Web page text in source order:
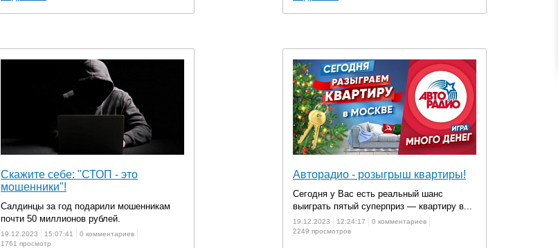
Скажите себе: "СТОП - это
мошенники"!
Салдинцы за год подарили мошенникам
почти 50 миллионов рублей.
19.12.2023 15:07:41
0 комментариев
1761 просмотр
Авторадио - розыгрыш квартиры!
Сегодня у Вас есть реальный шанс
выиграть пятый суперприз — квартиру в...
19.12.2023 12:24:17
0 комментариев
2249 просмотров